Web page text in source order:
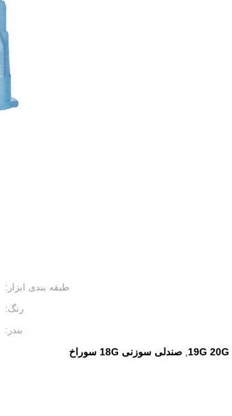
طبقه بندی ابزار:
رنگ:
بندر:
, صندلی سوزنی 18G سوراخ